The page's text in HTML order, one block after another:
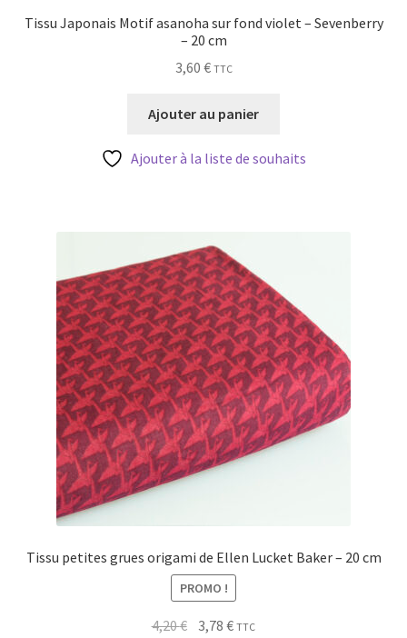
Tissu Japonais Motif asanoha sur fond violet – Sevenberry
– 20 cm
3,60 € TTC
Ajouter au panier
Ajouter à la liste de souhaits
Tissu petites grues origami de Ellen Lucket Baker – 20 cm
PROMO !
4,20€ Le
3,78€Le
TTC